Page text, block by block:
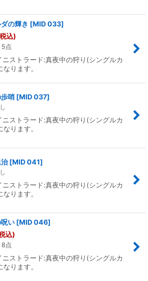
の輝き [MID 033]
込)
5点
ニストラード:真夜中の狩り(シングルカ
なります。
哨 [MID 037]
ニストラード:真夜中の狩り(シングルカ
なります。
[MID 041]
ニストラード:真夜中の狩り(シングルカ
なります。
い [MID 046]
込)
8点
ニストラード:真夜中の狩り(シングルカ
なります。